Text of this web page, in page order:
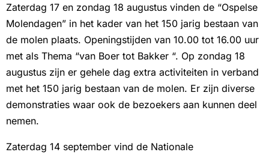
Zaterdag 17 en zondag 18 augustus vinden de “Ospelse
Molendagen” in het kader van het 150 jarig bestaan van
de molen plaats. Openingstijden van 10.00 tot 16.00 uur
met als Thema “van Boer tot Bakker “. Op zondag 18
augustus zijn er gehele dag extra activiteiten in verband
met het 150 jarig bestaan van de molen. Er zijn diverse
demonstraties waar ook de bezoekers aan kunnen deel
nemen.
Zaterdag 14 september vind de Nationale